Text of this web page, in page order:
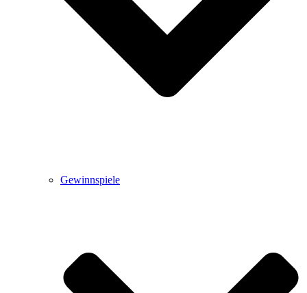
Gewinnspiele